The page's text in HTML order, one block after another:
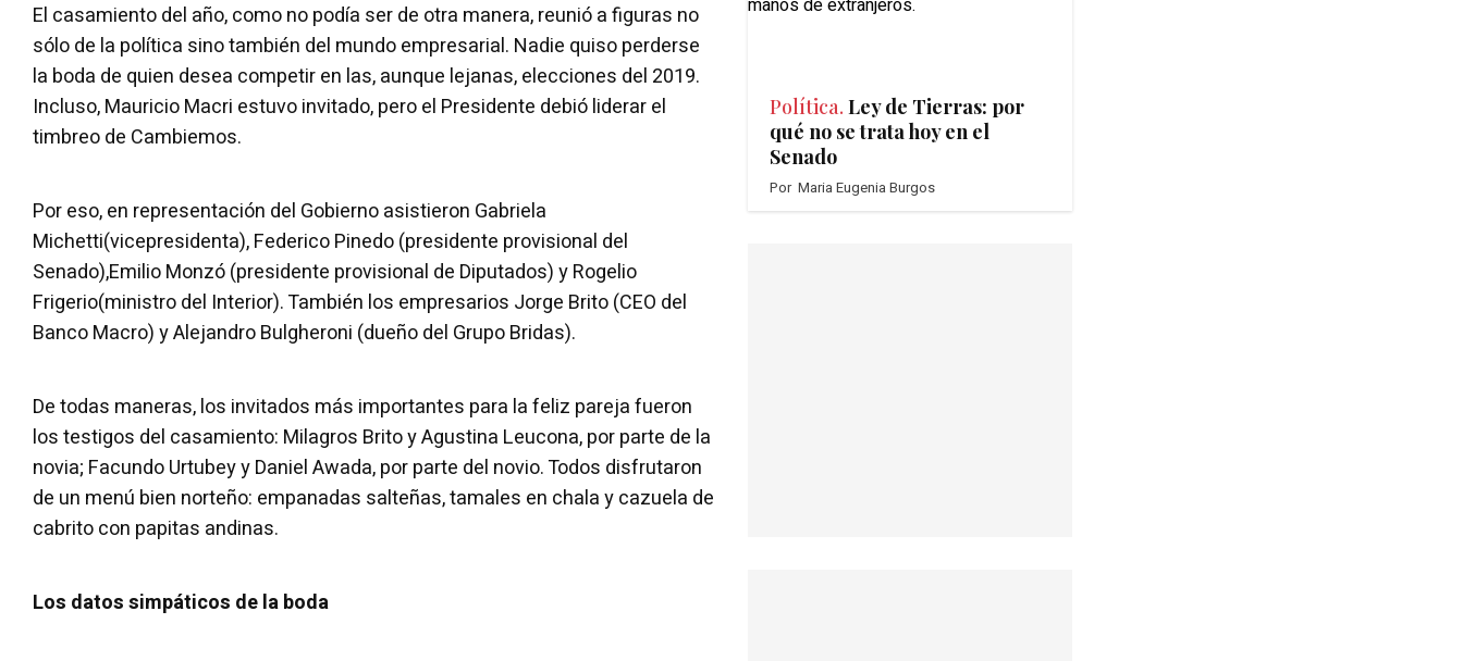
El casamiento del año, como no podía ser de otra manera, reunió a figuras no
sólo de la política sino también del mundo empresarial. Nadie quiso perderse
la boda de quien desea competir en las, aunque lejanas, elecciones del 2019.
Incluso, Mauricio Macri estuvo invitado, pero el Presidente debió liderar el
timbreo de Cambiemos.
Por eso, en representación del Gobierno asistieron Gabriela
Michetti(vicepresidenta), Federico Pinedo (presidente provisional del
Senado),Emilio Monzó (presidente provisional de Diputados) y Rogelio
Frigerio(ministro del Interior). También los empresarios Jorge Brito (CEO del
Banco Macro) y Alejandro Bulgheroni (dueño del Grupo Bridas).
De todas maneras, los invitados más importantes para la feliz pareja fueron
los testigos del casamiento: Milagros Brito y Agustina Leucona, por parte de la
novia; Facundo Urtubey y Daniel Awada, por parte del novio. Todos disfrutaron
de un menú bien norteño: empanadas salteñas, tamales en chala y cazuela de
cabrito con papitas andinas.
Los datos simpáticos de la boda
Política. Ley de Tierras: por
qué no se trata hoy en el
Senado
Por Maria Eugenia Burgos